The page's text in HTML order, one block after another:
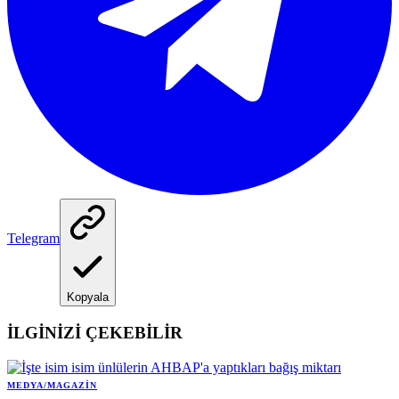
Telegram
Kopyala
İLGİNİZİ ÇEKEBİLİR
MEDYA/MAGAZIN